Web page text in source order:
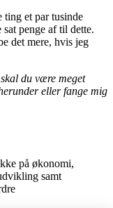
et par tusinde
penge af til dette.
det mere, hvis jeg
du være meget
eller fange mig
på økonomi,
samt